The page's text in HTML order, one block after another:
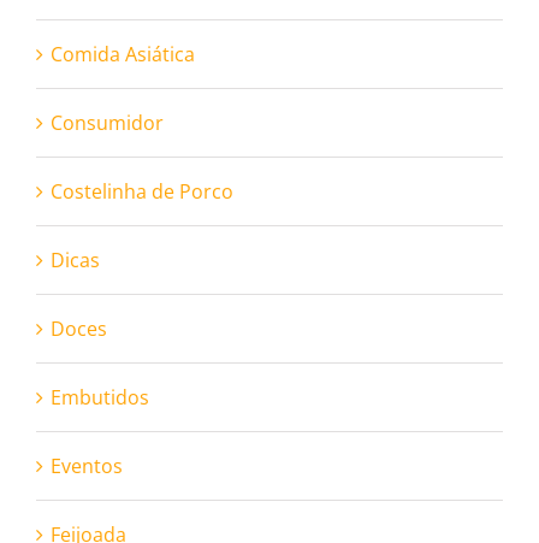
Comida Asiática
Consumidor
Costelinha de Porco
Dicas
Doces
Embutidos
Eventos
Feijoada